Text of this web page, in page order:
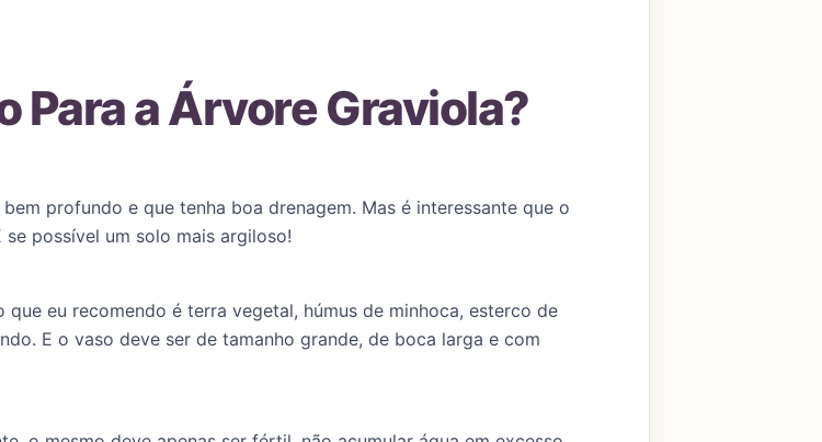
Para a Árvore Graviola?
profundo e que tenha boa drenagem. Mas é interessante que o
possível um solo mais argiloso!
eu recomendo é terra vegetal, húmus de minhoca, esterco de
E o vaso deve ser de tamanho grande, de boca larga e com